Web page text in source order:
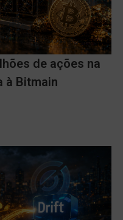
de ações na
à Bitmain